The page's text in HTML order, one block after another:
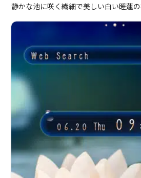
静かな池に咲く繊細で美しい白い睡蓮